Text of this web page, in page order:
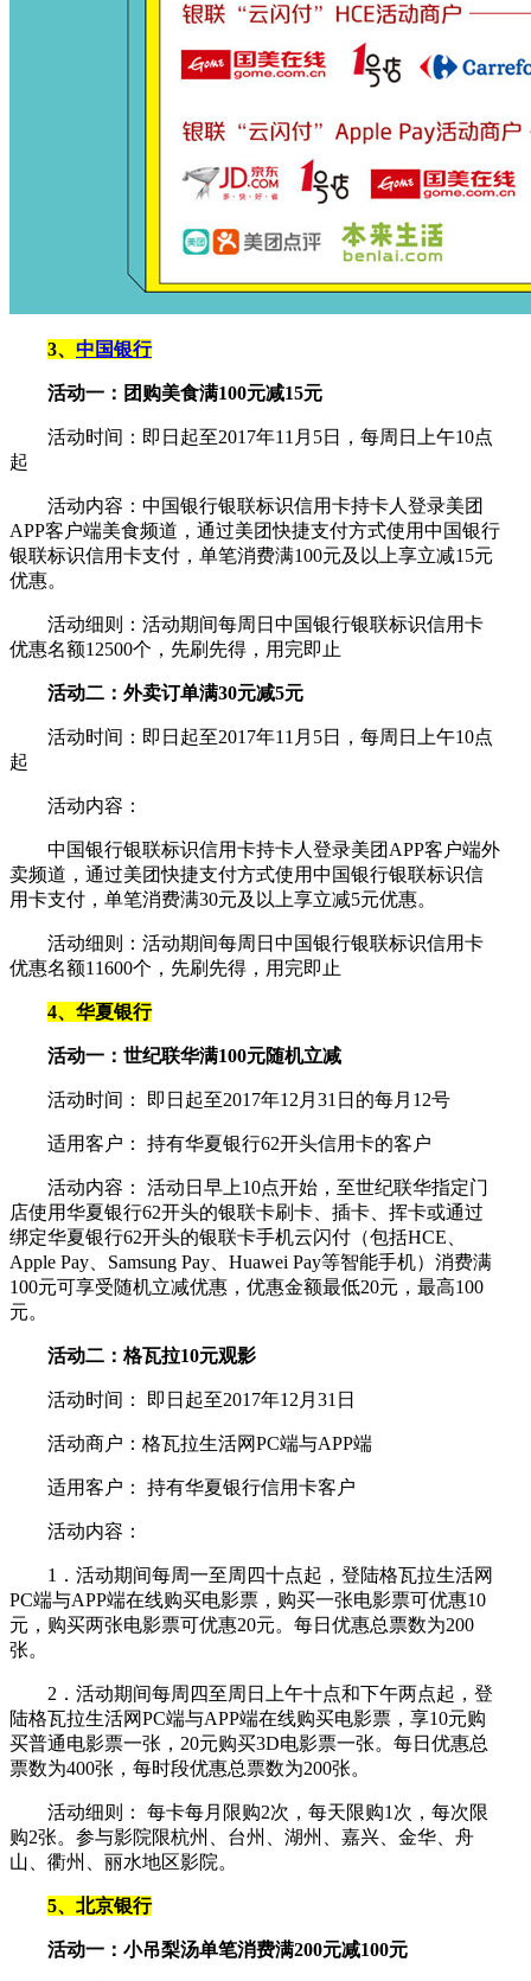
3、 中国银行
活动一：团购美食满100元减15元
活动时间：即日起至2017年11月5日，每周日上午10点
起
活动内容：中国银行银联标识信用卡持卡人登录美团
APP客户端美食频道，通过美团快捷支付方式使用中国银行
银联标识信用卡支付，单笔消费满100元及以上享立减15元
优惠。
活动细则：活动期间每周日中国银行银联标识信用卡
优惠名额12500个，先刷先得，用完即止
活动二：外卖订单满30元减5元
活动时间：即日起至2017年11月5日，每周日上午10点
起
活动内容：
中国银行银联标识信用卡持卡人登录美团APP客户端外
卖频道，通过美团快捷支付方式使用中国银行银联标识信
用卡支付，单笔消费满30元及以上享立减5元优惠。
活动细则：活动期间每周日中国银行银联标识信用卡
优惠名额11600个，先刷先得，用完即止
4、华夏银行
活动一：世纪联华满100元随机立减
活动时间： 即日起至2017年12月31日的每月12号
适用客户： 持有华夏银行62开头信用卡的客户
活动内容： 活动日早上10点开始，至世纪联华指定门
店使用华夏银行62开头的银联卡刷卡、插卡、挥卡或通过
绑定华夏银行62开头的银联卡手机云闪付（包括HCE、
Apple Pay、Samsung Pay、Huawei Pay等智能手机）消费满
100元可享受随机立减优惠，优惠金额最低20元，最高100
元。
活动二：格瓦拉10元观影
活动时间： 即日起至2017年12月31日
活动商户：格瓦拉生活网PC端与APP端
适用客户： 持有华夏银行信用卡客户
活动内容：
1．活动期间每周一至周四十点起，登陆格瓦拉生活网
PC端与APP端在线购买电影票，购买一张电影票可优惠10
元，购买两张电影票可优惠20元。每日优惠总票数为200
张。
2．活动期间每周四至周日上午十点和下午两点起，登
陆格瓦拉生活网PC端与APP端在线购买电影票，享10元购
买普通电影票一张，20元购买3D电影票一张。每日优惠总
票数为400张，每时段优惠总票数为200张。
活动细则： 每卡每月限购2次，每天限购1次，每次限
购2张。参与影院限杭州、台州、湖州、嘉兴、金华、舟
山、衢州、丽水地区影院。
5、北京银行
活动一：小吊梨汤单笔消费满200元减100元